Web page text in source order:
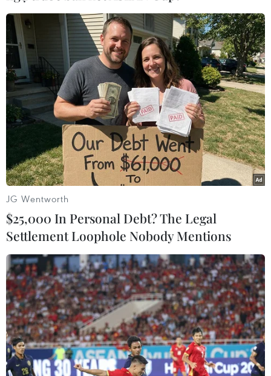
Sự vắng mặt bất thường của nhân viên an
ninh sân bay ở Mỹ
22/01/2019 06:04
Cục An toàn giao thông Mỹ cảnh báo sự vắng mặt bất
thường của các nhân viên an ninh sân bay trên toàn
quốc đã lên tới mức kỷ lục 10% vào ngày 20/1 vừa qua.
Bắt giữ nhóm nghi can đánh cắp hàng
triệu euro tại sân bay Albania
JG Wentworth
$25,000 In Personal Debt? The Legal
Settlement Loophole Nobody Mentions